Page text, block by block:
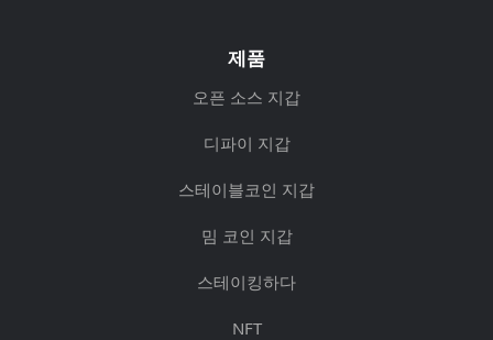
제품
오픈 소스 지갑
디파이 지갑
스테이블코인 지갑
밈 코인 지갑
스테이킹하다
NFT